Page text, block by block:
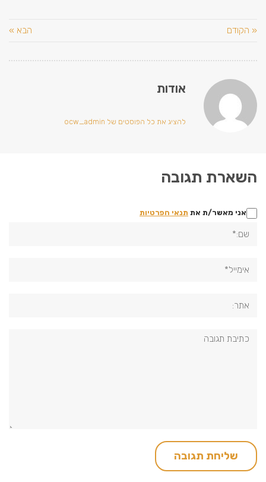
« הקודם הבא »
אודות
להציג את כל הפוסטים של ocw_admin
השארת תגובה
אני מאשר/ת את תנאי הפרטיות